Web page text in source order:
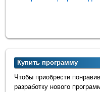
Купить программу
Чтобы приобрести
разработку нового